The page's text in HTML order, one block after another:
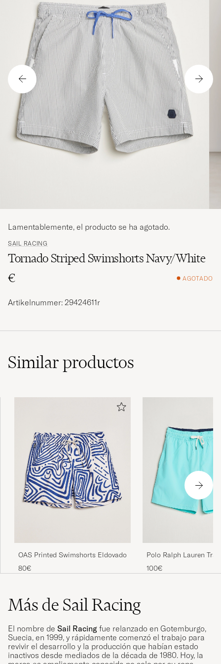
SAIL RACING
Tornado Striped Swimshorts Navy/White
€
AGOTADO
Lamentablemente, el producto se ha agotado.
Artikelnummer: 29424611r
Similarproductos
OAS Printed Swimshorts Eldovado
80€
Polo Ralph Lauren
Swim Shorts
100€
Más de Sail Racing
El nombre de Sail Racing fue relanzado en Gotemburgo,
Suecia, en 1999, y rápidamente comenzó el trabajo para
revivir el desarrollo y la producción que habían estado
inactivos desde mediados de la década de 1980. Hoy, la